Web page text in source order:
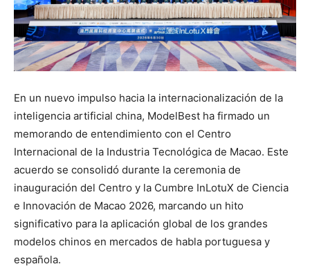
En un nuevo impulso hacia la internacionalización de la
inteligencia artificial china, ModelBest ha firmado un
memorando de entendimiento con el Centro
Internacional de la Industria Tecnológica de Macao. Este
acuerdo se consolidó durante la ceremonia de
inauguración del Centro y la Cumbre InLotuX de Ciencia
e Innovación de Macao 2026, marcando un hito
significativo para la aplicación global de los grandes
modelos chinos en mercados de habla portuguesa y
española.